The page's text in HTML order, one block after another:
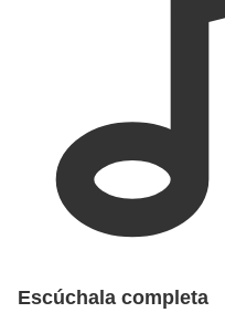
Escúchala completa